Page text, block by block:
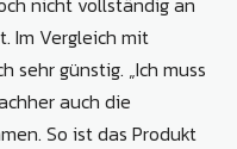
Im Vergleich mit
sehr günstig. „Ich muss
auch die
So ist das Produkt